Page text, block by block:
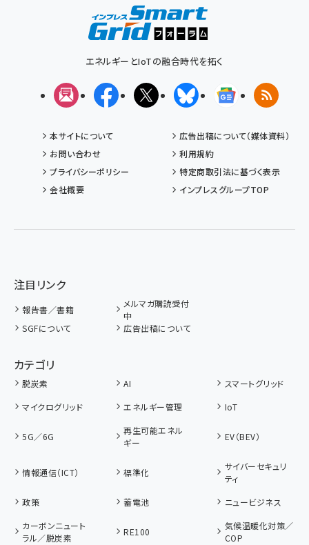
エネルギーとIoTの融合時代を拓く
メルマガFacebookX(エックス)BlueskyGoogleニュ
RSS
本サイトについて
広告出稿について（媒体資料）
お問い合わせ
利用規約
プライバシーポリシー
特定商取引法に基づく表示
会社概要
インプレスグループTOP
注目リンク
報告書／書籍
メルマガ購読受付
中
SGFについて
広告出稿について
カテゴリ
脱炭素 AI
スマートグリッド
マイクログリッド
エネルギー管理 IoT
5G／6G
再生可能エネル
ギー
EV（BEV）
情報通信（ICT） 標準化
サイバーセキュリ
ティ
政策
蓄電池
ニュービジネス
カーボンニュート
ラル／脱炭素
RE100
気候温暖化対策／
COP